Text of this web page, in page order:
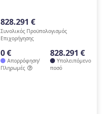
828.291 €
Συνολικός Προϋπολογισμός
Επιχορήγησης
0 €
Απορρόφηση/
Πληρωμές
828.291 €
Υπολειπόμενο
ποσό